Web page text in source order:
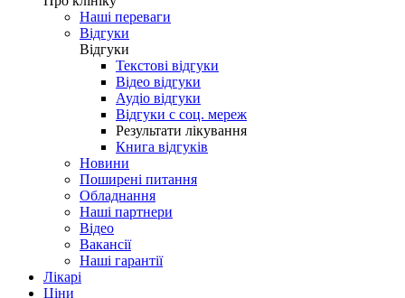
Наші переваги
Відгуки
Відгуки
Текстові відгуки
Відео відгуки
Аудіо відгуки
Відгуки с соц. мереж
Результати лікування
Книга відгуків
Новини
Поширені питання
Обладнання
Наші партнери
Відео
Вакансії
Наші гарантії
Лікарі
Ціни